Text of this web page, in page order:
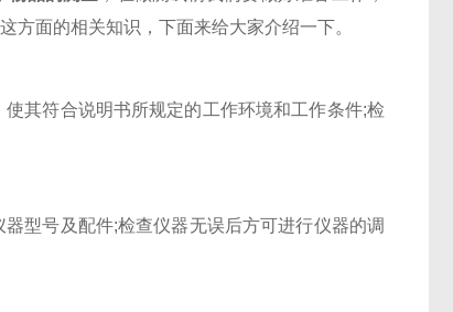
方面的相关知识，下面来给大家介绍一下。
其符合说明书所规定的工作环境和工作条件;检
型号及配件;检查仪器无误后方可进行仪器的调